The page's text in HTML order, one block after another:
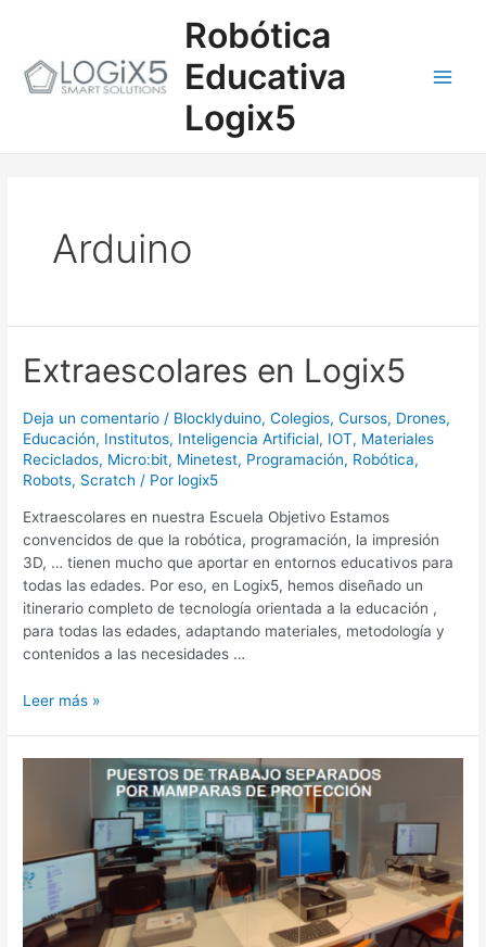
Robótica
Educativa
Logix5
Arduino
Extraescolares en Logix5
Deja un comentario / Blocklyduino,Colegios,Cursos, Drones,
Educación, Institutos, Inteligencia Artificial, IOT, Materiales
Reciclados, Micro:bit, Minetest, Programación, Robótica,
Robots, Scratch / Por logix5
Extraescolares en nuestra Escuela Objetivo Estamos
convencidos de que la robótica, programación, la impresión
3D, … tienen mucho que aportar en entornos educativos para
todas las edades. Por eso, en Logix5, hemos diseñado un
itinerario completo de tecnología orientada a la educación ,
para todas las edades, adaptando materiales, metodología y
contenidos a las necesidades …
Extraescolares
en
Leer más »
Extraescolares